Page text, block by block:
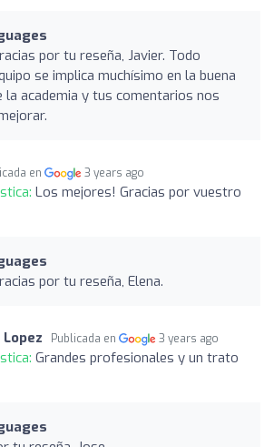
por tu reseña, Javier. Todo
se implica muchísimo en la buena
la academia y tus comentarios nos
en 3 years ago
Los mejores! Gracias por vuestro
por tu reseña, Elena.
Publicada en 3 years ago
Grandes profesionales y un trato